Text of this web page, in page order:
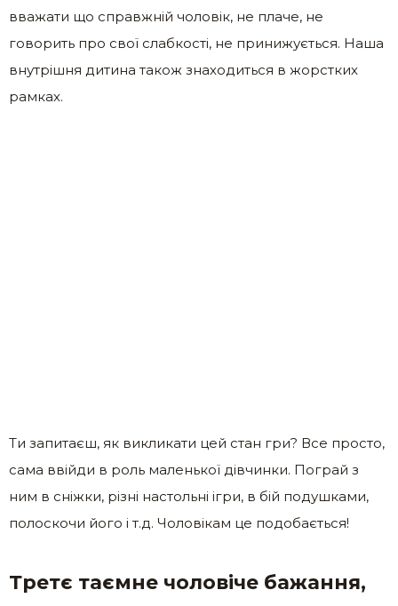
вважати що справжній чоловік, не плаче, не
говорить про свої слабкості, не принижується. Наша
внутрішня дитина також знаходиться в жорстких
рамках.
Ти запитаєш, як викликати цей стан гри? Все просто,
сама ввійди в роль маленької дівчинки. Пограй з
ним в сніжки, різні настольні ігри, в бій подушками,
полоскочи його і т.д. Чоловікам це подобається!
Третє таємне чоловіче бажання,